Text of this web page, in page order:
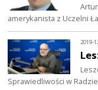
amerykanista z Uczelni
2019-
Sprawiedliwości w